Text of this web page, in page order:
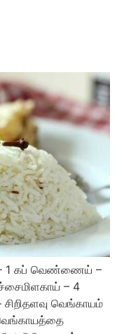
– 1 கப் வெண்ணைய் –
– 4
வெங்காயம்